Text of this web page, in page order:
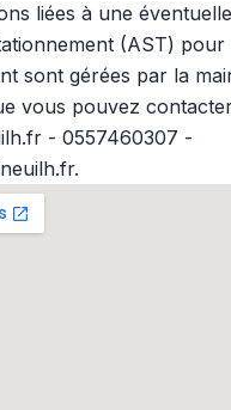
liées à une
(AST) pour
sont gérées par la
vous pouvez
- 0557460307 -